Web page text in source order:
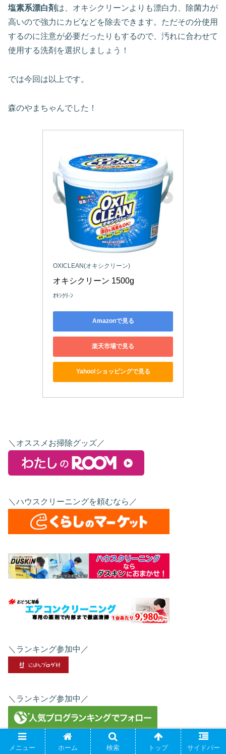
塩素系漂白剤 は、オキシクリーンよりも漂白力、除菌力が
高いので強力にカビなどを除去できます。ただその分使用
するのに注意が必要だったりもするので、汚れに合わせて
使用する洗剤を選択しましょう！
では今回は以上です。
森のやまちゃんでした！
OXICLEAN(オキシクリーン)
オキシクリーン 1500g
ｵｷｼｸﾘ-ﾝ
Amazonで見る
楽天市場で見る
Yahoo!ショッピングで見る
＼オススメお掃除グッズ／
＼ハウスクリーニングを頼むなら／
＼ランキング参加中／
＼ランキング参加中／
メニュー ホーム 検索 トップ サイドバー